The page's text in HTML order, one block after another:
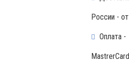
России -
Оплата -